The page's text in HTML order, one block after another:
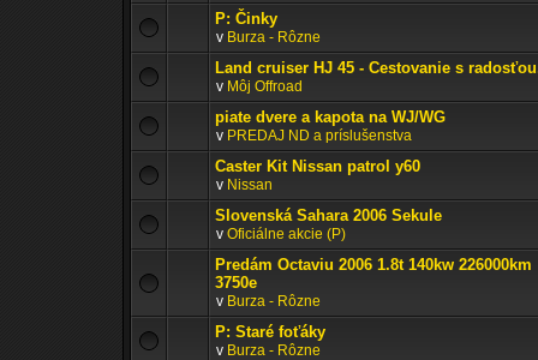
P: Činky
v Burza - Rôzne
Land cruiser HJ 45 - Cestovanie s
v Môj Offroad
piate dvere a kapota na WJ/WG
v PREDAJ ND a príslušenstva
Caster Kit Nissan patrol y60
v Nissan
Slovenská Sahara 2006 Sekule
v Oficiálne akcie (P)
Predám Octaviu 2006 1.8t 140kw 226000km
3750e
v Burza - Rôzne
P: Staré foťáky
v Burza - Rôzne